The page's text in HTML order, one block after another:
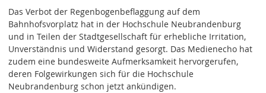
Das Verbot der Regenbogenbeflaggung auf dem
Bahnhofsvorplatz hat in der Hochschule Neubrandenburg
und in Teilen der Stadtgesellschaft für erhebliche Irritation,
Unverständnis und Widerstand gesorgt. Das Medienecho hat
zudem eine bundesweite Aufmerksamkeit hervorgerufen,
deren Folgewirkungen sich für die Hochschule
Neubrandenburg schon jetzt ankündigen.